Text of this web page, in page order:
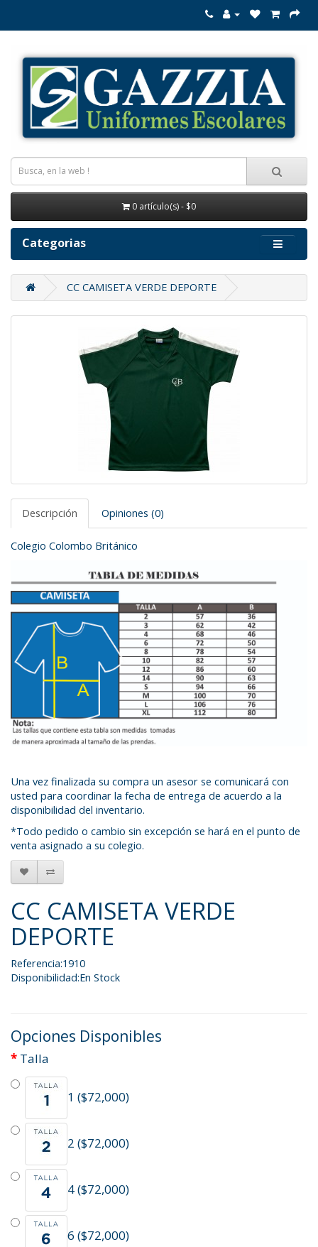
0 artículo(s) - $0
Categorias
CC CAMISETA VERDE DEPORTE
Descripción Opiniones (0)
Colegio Colombo Británico
Una vez finalizada su compra un asesor se comunicará con
usted para coordinar la fecha de entrega de acuerdo a la
disponibilidad del inventario.
*Todo pedido o cambio sin excepción se hará en el punto de
venta asignado a su colegio.
CC CAMISETA VERDE
DEPORTE
Referencia:1910
Disponibilidad:En Stock
Opciones Disponibles
Talla
1 ($72,000)
2 ($72,000)
4 ($72,000)
6 ($72,000)